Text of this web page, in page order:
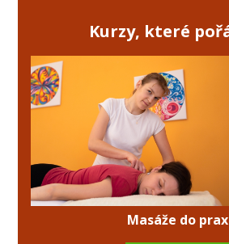
Kurzy, které
Masáže do